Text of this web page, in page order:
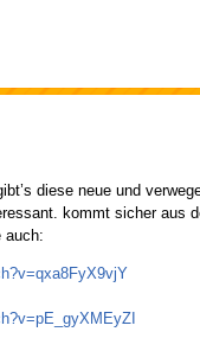
diese neue und
kommt sicher aus
auch: